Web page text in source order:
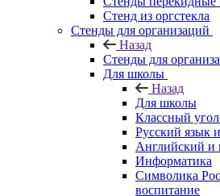
Стенд из оргстекла
Стенды для организаций
Назад
Стенды для
Для школы
Назад
Для школы
Классный
Русский язык
Английский и
Информатика
Символика
воспитание